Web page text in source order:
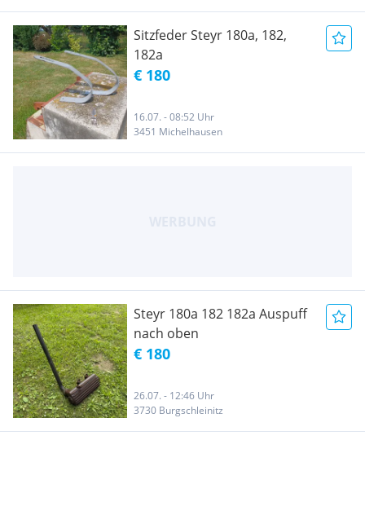
Sitzfeder Steyr 180a, 182,
182a
€ 180
16.07. - 08:52 Uhr
3451 Michelhausen
Steyr 180a 182 182a Auspuff
nach oben
€ 180
26.07. - 12:46 Uhr
3730 Burgschleinitz